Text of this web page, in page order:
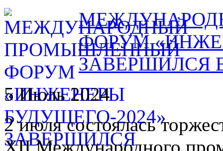
ФОРУМ
ЗАВЕРШИЛСЯ
5 Июль 2024
2 июля состоялась
XII Международного